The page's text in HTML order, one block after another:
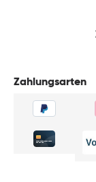
Zahlungsarten